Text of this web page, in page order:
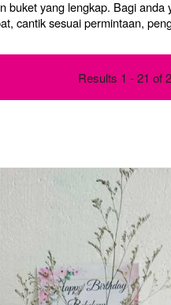
buket yang lengkap. Bagi anda
cantik sesuai permintaan,
Results 1 - 21 of